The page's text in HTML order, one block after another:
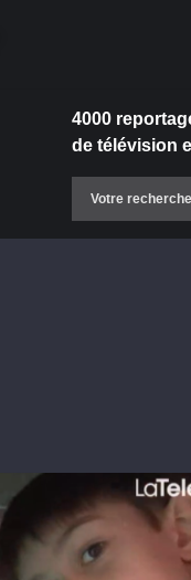
4000
de télévision